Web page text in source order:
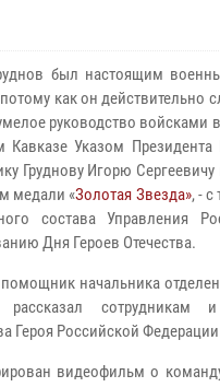
был настоящим
как он действительно
руководство войсками
Кавказе Указом
Груднову Игорю
медали «Золотая Звезда», - с
состава Управления
Дня Героев Отечества.
начальника
рассказал сотрудникам
Героя Российской
видеофильм о